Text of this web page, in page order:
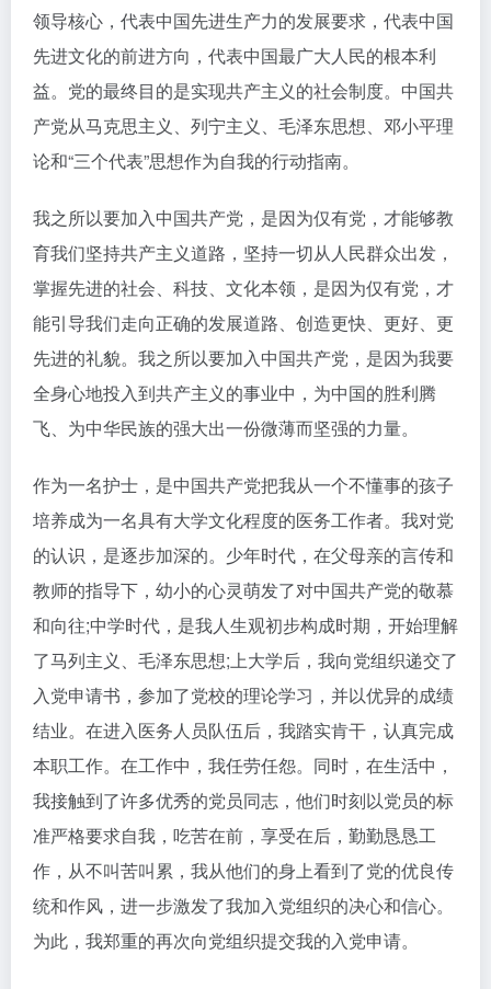
领导核心，代表中国先进生产力的发展要求，代表中国
先进文化的前进方向，代表中国最广大人民的根本利
益。党的最终目的是实现共产主义的社会制度。中国共
产党从马克思主义、列宁主义、毛泽东思想、邓小平理
论和“三个代表”思想作为自我的行动指南。
我之所以要加入中国共产党，是因为仅有党，才能够教
育我们坚持共产主义道路，坚持一切从人民群众出发，
掌握先进的社会、科技、文化本领，是因为仅有党，才
能引导我们走向正确的发展道路、创造更快、更好、更
先进的礼貌。我之所以要加入中国共产党，是因为我要
全身心地投入到共产主义的事业中，为中国的胜利腾
飞、为中华民族的强大出一份微薄而坚强的力量。
作为一名护士，是中国共产党把我从一个不懂事的孩子
培养成为一名具有大学文化程度的医务工作者。我对党
的认识，是逐步加深的。少年时代，在父母亲的言传和
教师的指导下，幼小的心灵萌发了对中国共产党的敬慕
和向往;中学时代，是我人生观初步构成时期，开始理解
了马列主义、毛泽东思想;上大学后，我向党组织递交了
入党申请书，参加了党校的理论学习，并以优异的成绩
结业。在进入医务人员队伍后，我踏实肯干，认真完成
本职工作。在工作中，我任劳任怨。同时，在生活中，
我接触到了许多优秀的党员同志，他们时刻以党员的标
准严格要求自我，吃苦在前，享受在后，勤勤恳恳工
作，从不叫苦叫累，我从他们的身上看到了党的优良传
统和作风，进一步激发了我加入党组织的决心和信心。
为此，我郑重的再次向党组织提交我的入党申请。